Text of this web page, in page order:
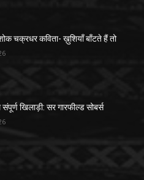
चक्रधर कविता- ख़ुशियाँ बाँटते हैं तो
खिलाड़ी: सर गारफील्ड सोबर्स